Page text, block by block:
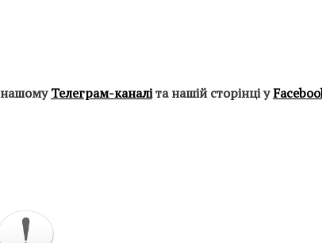
нашомуТелеграм-каналіта нашій сторінці у